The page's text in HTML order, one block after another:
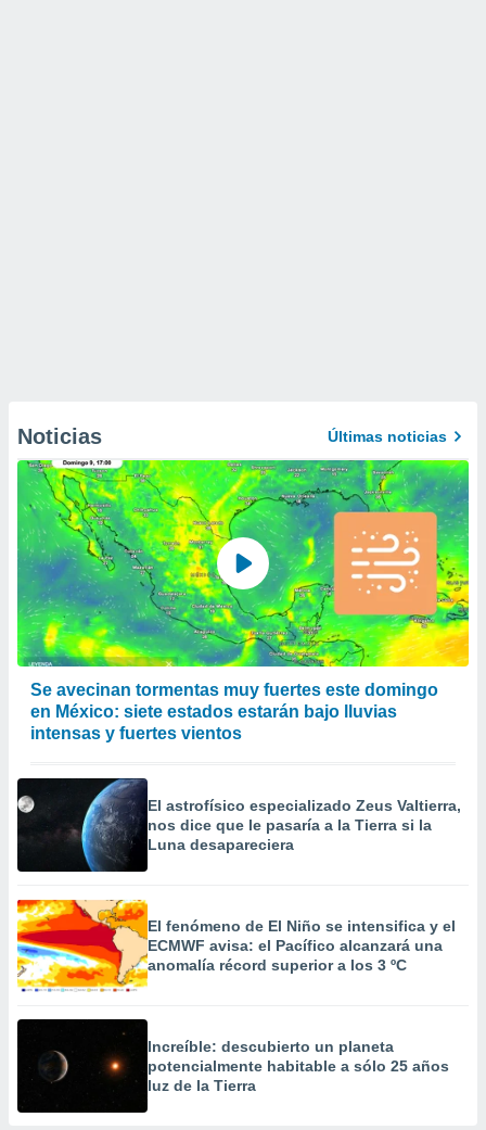
Noticias Últimas noticias
Se avecinan tormentas muy fuertes este domingo
en México: siete estados estarán bajo lluvias
intensas y fuertes vientos
El astrofísico especializado Zeus Valtierra,
nos dice que le pasaría a la Tierra si la
Luna desapareciera
El fenómeno de El Niño se intensifica y el
ECMWF avisa: el Pacífico alcanzará una
anomalía récord superior a los 3 ºC
Increíble: descubierto un planeta
potencialmente habitable a sólo 25 años
luz de la Tierra